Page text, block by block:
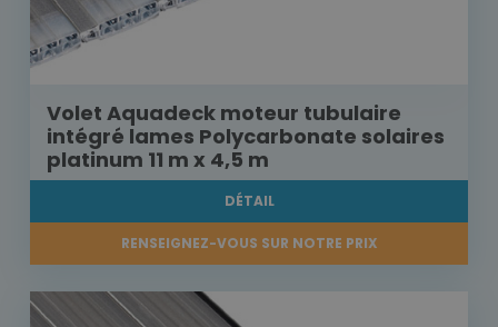
Volet Aquadeck moteur tubulaire
intégré lames Polycarbonate solaires
platinum 11 m x 4,5 m
DÉTAIL
RENSEIGNEZ-VOUS SUR NOTRE PRIX